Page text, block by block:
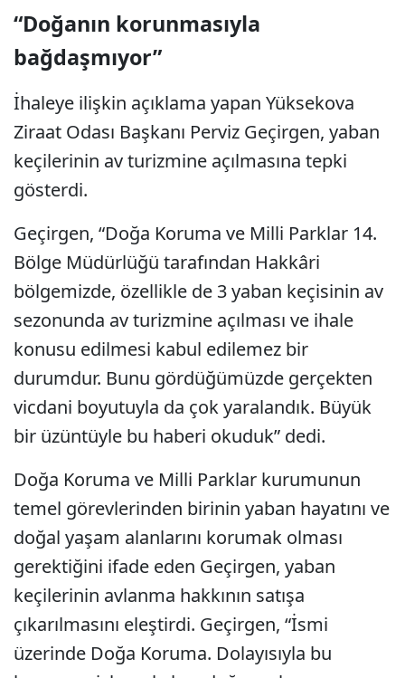
“Doğanın korunmasıyla
bağdaşmıyor”
İhaleye ilişkin açıklama yapan Yüksekova
Ziraat Odası Başkanı Perviz Geçirgen, yaban
keçilerinin av turizmine açılmasına tepki
gösterdi.
Geçirgen, “Doğa Koruma ve Milli Parklar 14.
Bölge Müdürlüğü tarafından Hakkâri
bölgemizde, özellikle de 3 yaban keçisinin av
sezonunda av turizmine açılması ve ihale
konusu edilmesi kabul edilemez bir
durumdur. Bunu gördüğümüzde gerçekten
vicdani boyutuyla da çok yaralandık. Büyük
bir üzüntüyle bu haberi okuduk” dedi.
Doğa Koruma ve Milli Parklar kurumunun
temel görevlerinden birinin yaban hayatını ve
doğal yaşam alanlarını korumak olması
gerektiğini ifade eden Geçirgen, yaban
keçilerinin avlanma hakkının satışa
çıkarılmasını eleştirdi. Geçirgen, “İsmi
üzerinde Doğa Koruma. Dolayısıyla bu